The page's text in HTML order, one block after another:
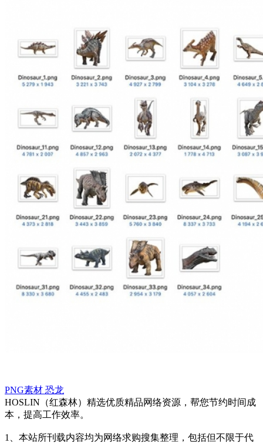
PNG素材 恐龙
HOSLIN（红森林）精选优质精品网络资源，帮您节约时间成
本，提高工作效率。
1、本站所刊载内容均为网络求购搜集整理，包括但不限于代